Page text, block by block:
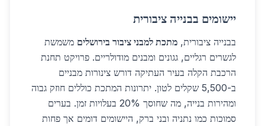
יישומים בבנייה ציבורית
בבנייה ציבורית, מתכת למבני ציבור בירושלים משמשת
לגשרים רגליים, גגונים ומבנים מודולריים. פרויקט תחנת
הרכבת הקלה בעיר העתיקה דורש צינורות מבניים
ב-5,500 שקלים לטון. יתרונות המתכת כוללים חוזק גבוה
ומהירות בנייה, מה שחוסך 20% בעלויות זמן. בערים
סמוכות כמו נתניה ובני ברק, היישומים דומים אך פחות